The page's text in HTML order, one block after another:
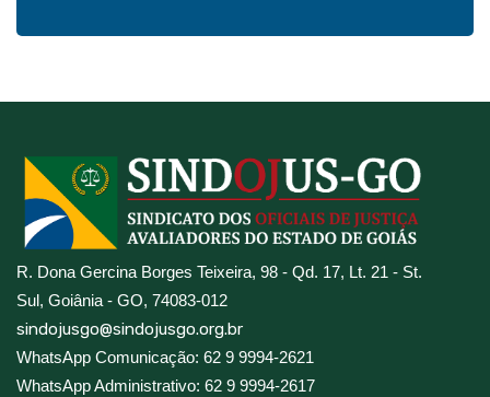
R. Dona Gercina Borges Teixeira, 98 - Qd. 17, Lt. 21 - St.
Sul, Goiânia - GO, 74083-012
sindojusgo@sindojusgo.org.br
WhatsApp Comunicação: 62 9 9994-2621
WhatsApp Administrativo: 62 9 9994-2617